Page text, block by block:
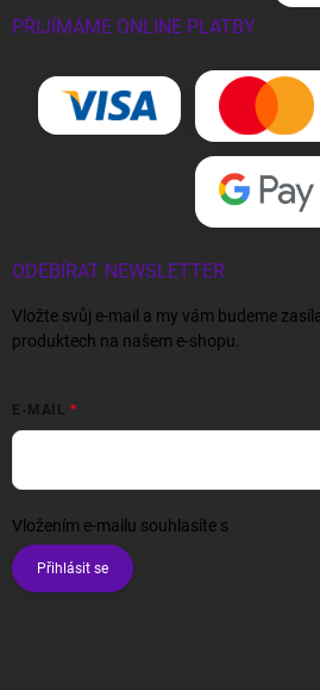
PŘIJÍMÁME ONLINE PLATBY
ODEBÍRAT NEWSLETTER
Vložte svůj e-mail a my vám budeme
produktech na našem e-shopu.
E-MAIL
Vložením e-mailu souhlasíte s
Přihlásit se